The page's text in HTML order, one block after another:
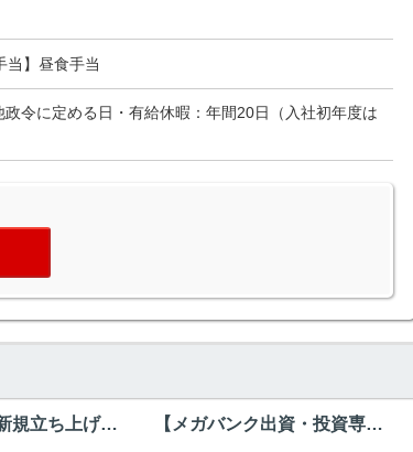
当】昼食手当
令に定める日・有給休暇：年間20日（入社初年度は
【M&A部門新規立ち上げ】相続税案件実績No.1・税理士法人/M&Aシニアマネージャー/～1500万 【メガバンク出資・投資専門子会社】マイノリティ投資ディレクター /1300万～3000万円